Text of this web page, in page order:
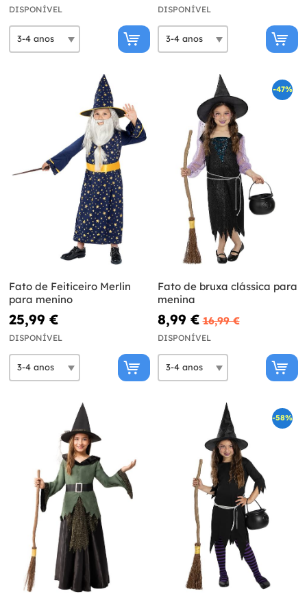
DISPONÍVEL DISPONÍVEL
Fato de Feiticeiro Merlin
para menino
25,99 €
DISPONÍVEL
-47%
Fato de bruxa clássica para
menina
8,99 € 16,99 €
DISPONÍVEL
-58%